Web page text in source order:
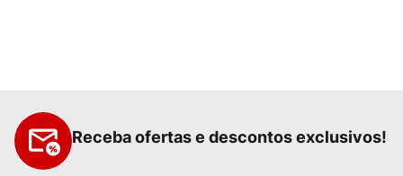
Receba ofertas e descontos exclusivos!